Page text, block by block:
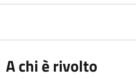
A chi è rivolto